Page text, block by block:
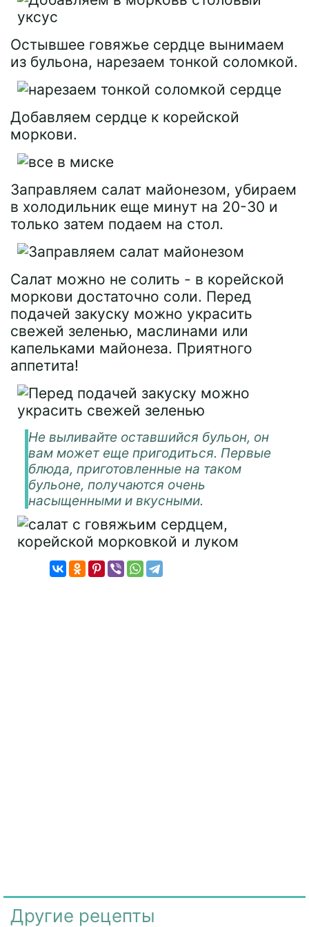
Остывшее говяжье сердце вынимаем
из бульона, нарезаем тонкой соломкой.
Добавляем сердце к корейской
моркови.
Заправляем салат майонезом, убираем
в холодильник еще минут на 20-30 и
только затем подаем на стол.
Салат можно не солить - в корейской
моркови достаточно соли. Перед
подачей закуску можно украсить
свежей зеленью, маслинами или
капельками майонеза. Приятного
аппетита!
Не выливайте оставшийся бульон, он
вам может еще пригодиться. Первые
блюда, приготовленные на таком
бульоне, получаются очень
насыщенными и вкусными.
Другие рецепты